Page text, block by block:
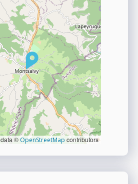
©OpenStreetMap contributors